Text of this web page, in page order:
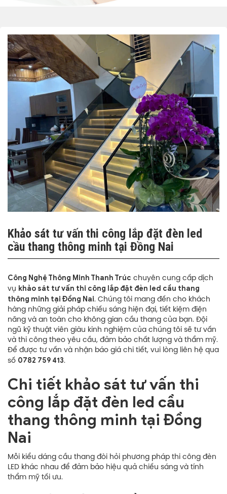
Khảo sát tư vấn thi công lắp đặt đèn led
cầu thang thông minh tại Đồng Nai
Công Nghệ Thông Minh Thanh Trúc chuyên cung cấp dịch
vụ khảo sát tư vấn thi công lắp đặt đèn led cầu thang
thông minh tại Đồng Nai. Chúng tôi mang đến cho khách
hàng những giải pháp chiếu sáng hiện đại, tiết kiệm điện
năng và an toàn cho không gian cầu thang của bạn. Đội
ngũ kỹ thuật viên giàu kinh nghiệm của chúng tôi sẽ tư vấn
và thi công theo yêu cầu, đảm bảo chất lượng và thẩm mỹ.
Để được tư vấn và nhận báo giá chi tiết, vui lòng liên hệ qua
số 0782 759 413.
Chi tiết khảo sát tư vấn thi
công lắp đặt đèn led cầu
thang thông minh tại Đồng
Nai
Mỗi kiểu dáng cầu thang đòi hỏi phương pháp thi công đèn
LED khác nhau để đảm bảo hiệu quả chiếu sáng và tính
thẩm mỹ tối ưu.